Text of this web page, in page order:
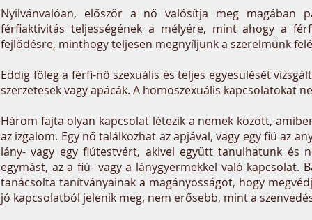
Nyilvánvalóan, először a nő valósítja meg magában
férfiaktivitás teljességének a mélyére, mint ahogy a
fejlődésre, minthogy teljesen megnyíljunk a szerelmünk
Eddig főleg a férfi-nő szexuális és teljes egyesülését
szerzetesek vagy apácák. A homoszexuális kapcsolatokat
Három fajta olyan kapcsolat létezik a nemek között,
az izgalom. Egy nő találkozhat az apjával, vagy egy fiú az
lány- vagy egy fiútestvért, akivel együtt tanulhatunk és
egymást, az a fiú- vagy a lánygyermekkel való
tanácsolta tanítványainak a magányosságot, hogy
jó kapcsolatból jelenik meg, nem erősebb, mint a